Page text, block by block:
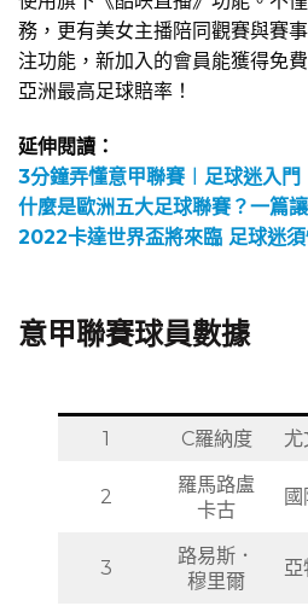
使用旗下《酷映直播》功能。不
務，更有美女主播陪同觀賽與賽
注功能，新加入的會員能獲得免
亞洲最高足球賠率！
延伸閱讀：
3分鐘弄懂意甲聯賽︱足球迷入門
什麼是歐洲五大足球聯賽？一篇
2022卡達世界盃將來臨 足球迷
意甲聯賽球員數據
1
C羅納度 尤
2
羅馬路盧
卡古
國
3
路易斯．
穆里爾
亞